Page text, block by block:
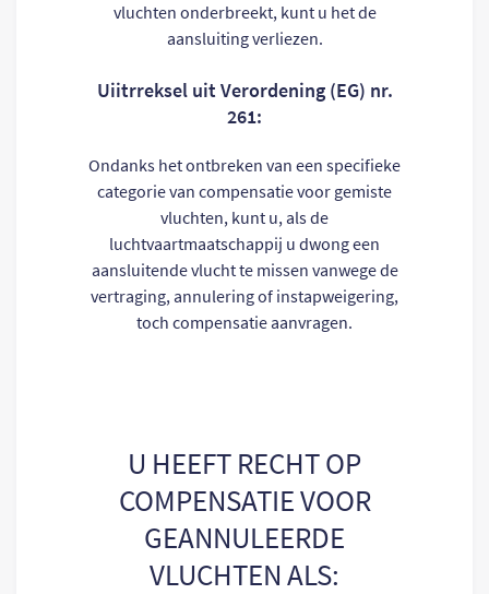
vluchten onderbreekt, kunt u het de
aansluiting verliezen.
Uiitrreksel uit Verordening (EG) nr.
261:
Ondanks het ontbreken van een specifieke
categorie van compensatie voor gemiste
vluchten, kunt u, als de
luchtvaartmaatschappij u dwong een
aansluitende vlucht te missen vanwege de
vertraging, annulering of instapweigering,
toch compensatie aanvragen.
U HEEFT RECHT OP
COMPENSATIE VOOR
GEANNULEERDE
VLUCHTEN ALS: